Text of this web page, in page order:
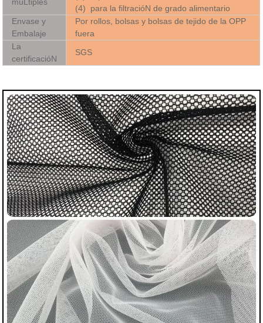
(4)
para la filtracióN de grado alimentario
Envase y
Embalaje
Por rollos, bolsas y bolsas de tejido de la OPP
fuera
La
certificacióN
SGS